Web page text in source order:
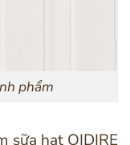
phẩm
sữa hạt OIDIRE